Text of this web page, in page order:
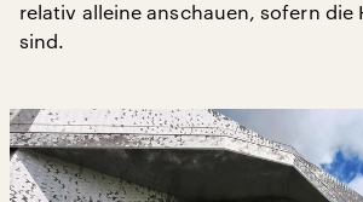
relativ alleine anschauen, sofern die
sind.